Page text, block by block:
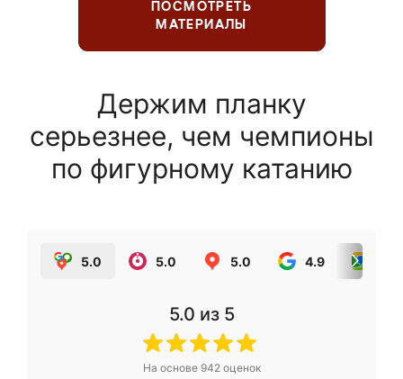
ПОСМОТРЕТЬ
МАТЕРИАЛЫ
Держим планку
серьезнее, чем чемпионы
по фигурному катанию
5.0 5.0 5.0 4.9
5.0 из 5
На основе 942оценок